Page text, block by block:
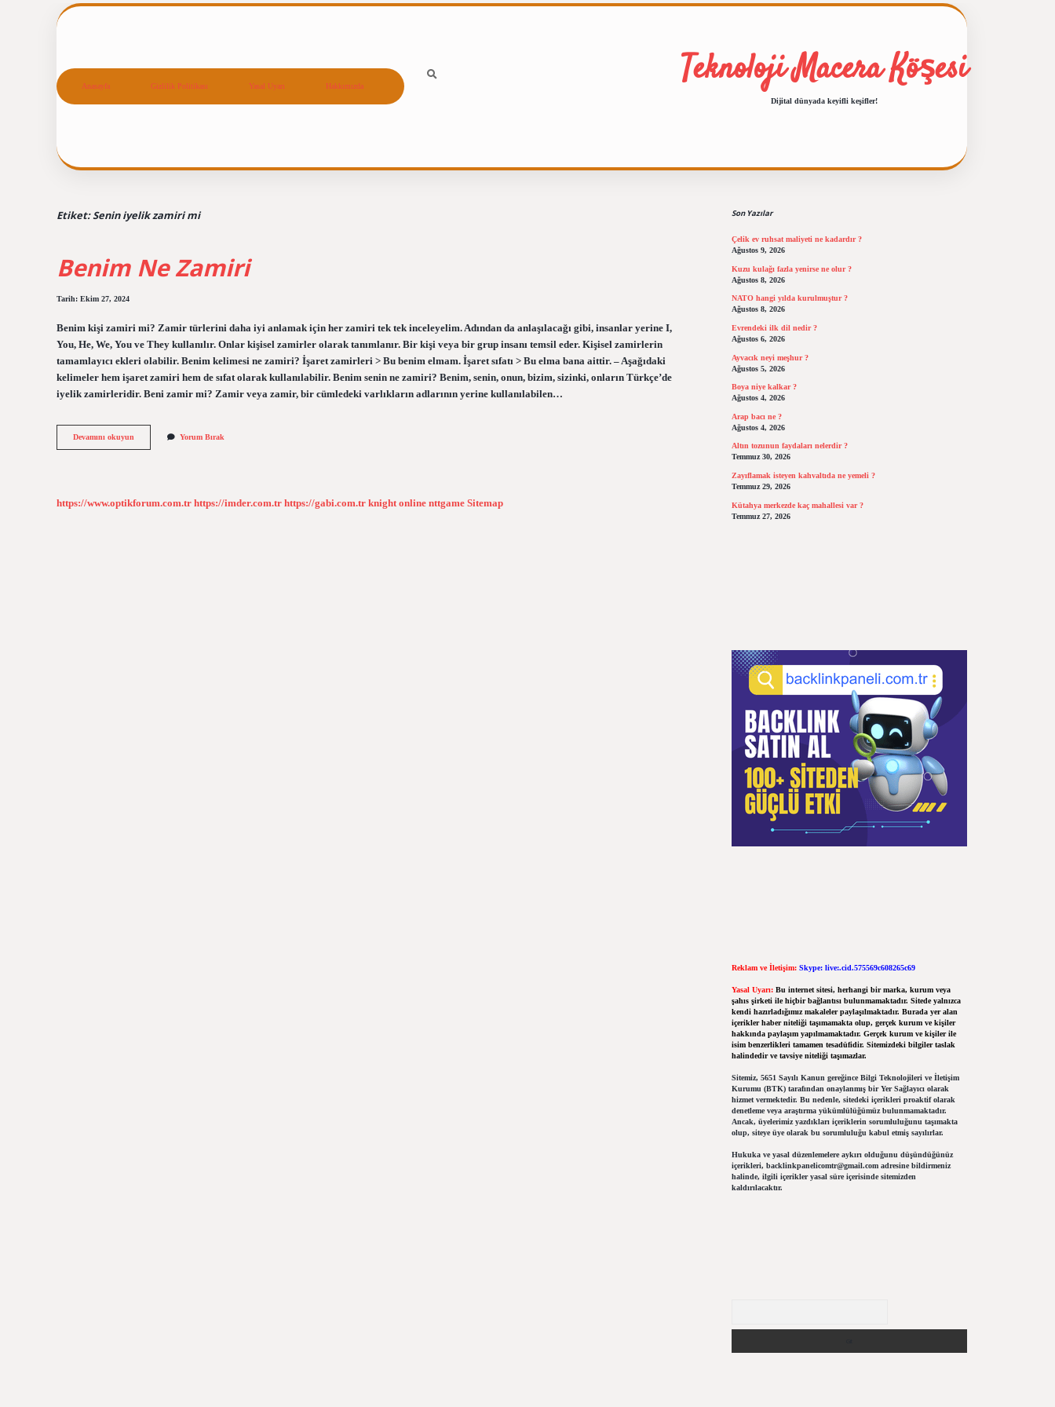
Anasayfa Gizlilik Politikası Yasal Uyarı Hakkımızda Teknoloji Macera Köşesi
Dijital dünyada keyifli keşifler!
Etiket:Senin iyelik zamiri mi
Benim Ne Zamiri
Tarih: Ekim 27, 2024
Benim kişi zamiri mi? Zamir türlerini daha iyi anlamak için her zamiri tek tek inceleyelim. Adından da anlaşılacağı gibi, insanlar yerine I,
You, He, We, You ve They kullanılır. Onlar kişisel zamirler olarak tanımlanır. Bir kişi veya bir grup insanı temsil eder. Kişisel zamirlerin
tamamlayıcı ekleri olabilir. Benim kelimesi ne zamiri? İşaret zamirleri > Bu benim elmam. İşaret sıfatı > Bu elma bana aittir. – Aşağıdaki
kelimeler hem işaret zamiri hem de sıfat olarak kullanılabilir. Benim senin ne zamiri? Benim, senin, onun, bizim, sizinki, onların Türkçe’de
iyelik zamirleridir. Beni zamir mi? Zamir veya zamir, bir cümledeki varlıkların adlarının yerine kullanılabilen…
Devamını okuyun
Ne
Yorum Bırak
https://www.optikforum.com.tr https://imder.com.tr https://gabi.com.tr knight online nttgame Sitemap
Son Yazılar
Çelik ev ruhsat maliyeti ne kadardır ?
Ağustos 9, 2026
Kuzu kulağı fazla yenirse ne olur ?
Ağustos 8, 2026
NATO hangi yılda kurulmuştur ?
Ağustos 8, 2026
Evrendeki ilk dil nedir ?
Ağustos 6, 2026
Ayvacık neyi meşhur ?
Ağustos 5, 2026
Boya niye kalkar ?
Ağustos 4, 2026
Arap bacı ne ?
Ağustos 4, 2026
Altın tozunun faydaları nelerdir ?
Temmuz 30, 2026
Zayıflamak isteyen kahvaltıda ne yemeli ?
Temmuz 29, 2026
Kütahya merkezde kaç mahallesi var ?
Temmuz 27, 2026
Reklam ve İletişim: Skype: live:.cid.575569c608265c69
Yasal Uyarı: Bu internet sitesi, herhangi bir marka, kurum veya
şahıs şirketi ile hiçbir bağlantısı bulunmamaktadır. Sitede yalnızca
kendi hazırladığımız makaleler paylaşılmaktadır. Burada yer alan
içerikler haber niteliği taşımamakta olup, gerçek kurum ve kişiler
hakkında paylaşım yapılmamaktadır. Gerçek kurum ve kişiler ile
isim benzerlikleri tamamen tesadüfidir. Sitemizdeki bilgiler taslak
halindedir ve tavsiye niteliği taşımazlar.
Sitemiz, 5651 Sayılı Kanun gereğince Bilgi Teknolojileri ve İletişim
Kurumu (BTK) tarafından onaylanmış bir Yer Sağlayıcı olarak
hizmet vermektedir. Bu nedenle, sitedeki içerikleri proaktif olarak
denetleme veya araştırma yükümlülüğümüz bulunmamaktadır.
Ancak, üyelerimiz yazdıkları içeriklerin sorumluluğunu taşımakta
olup, siteye üye olarak bu sorumluluğu kabul etmiş sayılırlar.
Hukuka ve yasal düzenlemelere aykırı olduğunu düşündüğünüz
içerikleri, backlinkpanelicomtr@gmail.comadresine bildirmeniz
halinde, ilgili içerikler yasal süre içerisinde sitemizden
kaldırılacaktır.